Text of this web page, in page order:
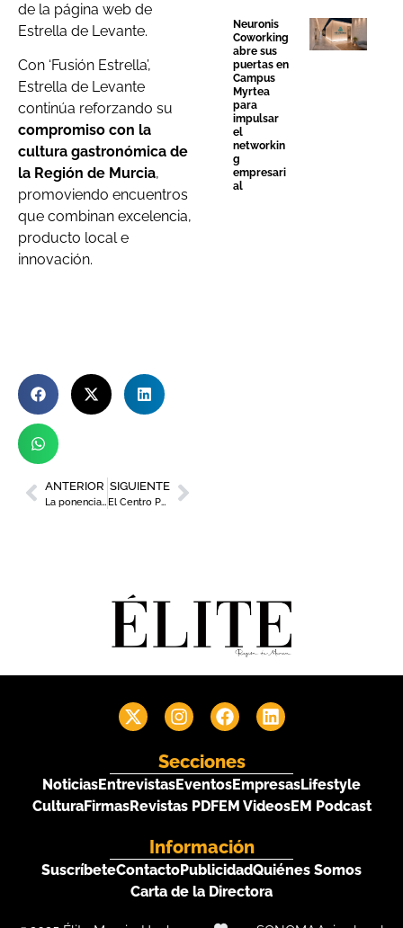
de la página web de
Estrella de Levante.
Con ‘Fusión Estrella’,
Estrella de Levante
continúa reforzando su
compromiso con la
cultura gastronómica de
la Región de Murcia,
promoviendo encuentros
que combinan excelencia,
producto local e
innovación.
ANTERIOR
La ponencia sobre coleccionismo y gestión empresarial de Juan Alfonso Contreras llega a la Sala Verónicas
SIGUIENTE
El Centro Párraga acoge la exposición ‘Mano de brillo coral’ del artista yeclano Víctor Ortuño
Neuronis
Coworking
abre sus
puertas en
Campus
Myrtea
para
impulsar
el
networkin
g
empresari
al
Secciones
NoticiasEntrevistasEventosEmpresasLifestyle
CulturaFirmasRevistas PDFEM VideosEM Podcast
Información
SuscríbeteContactoPublicidadQuiénes Somos
Carta de la Directora